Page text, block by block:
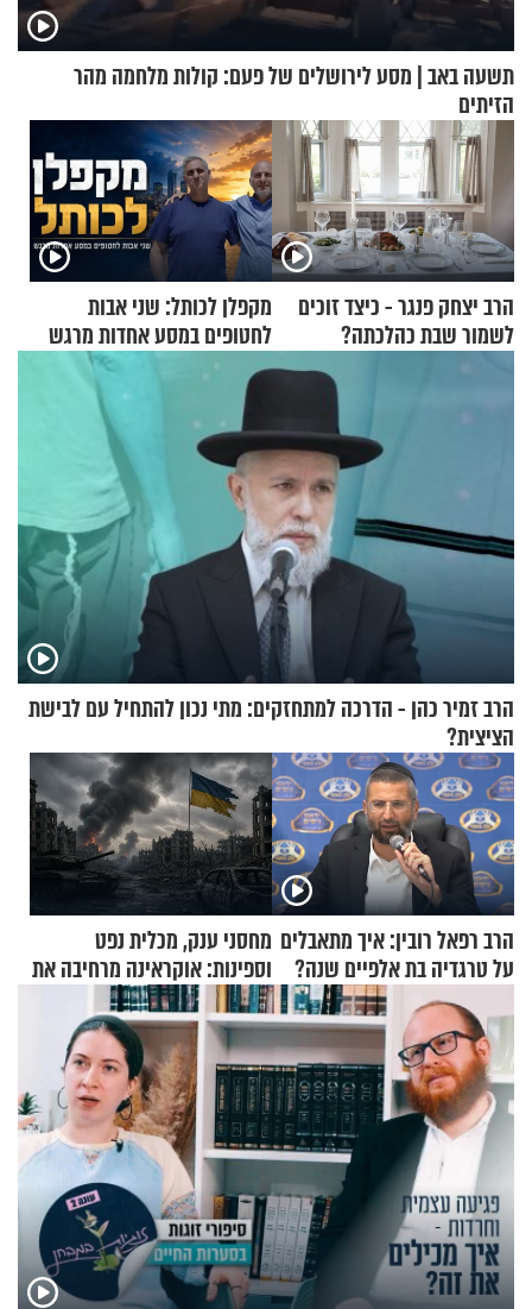
תשעה באב | מסע לירושלים של פעם: קולות מלחמה מהר
הזיתים
הרב יצחק פנגר - כיצד זוכים
לשמור שבת כהלכתה?
מקפלן לכותל: שני אבות
לחטופים במסע אחדות מרגש
הרב זמיר כהן - הדרכה למתחזקים: מתי נכון להתחיל עם לבישת
הציצית?
הרב רפאל רובין: איך מתאבלים
על טרגדיה בת אלפיים שנה?
מחסני ענק, מכלית נפט
וספינות: אוקראינה מרחיבה את
התקיפות בעומק רוסיה